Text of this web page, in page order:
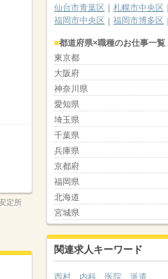
定所
仙台市青葉区
札幌市中央区
福岡市中央区
福岡市博多区
都道府県×職種のお仕事一覧
東京都
大阪府
神奈川県
愛知県
埼玉県
千葉県
兵庫県
京都府
福岡県
北海道
宮城県
関連求人キーワード